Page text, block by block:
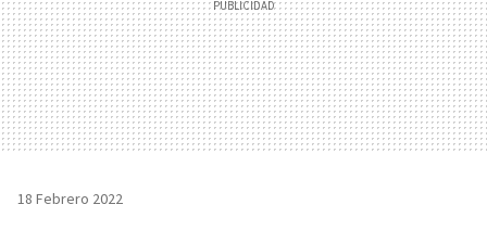
18 Febrero 2022